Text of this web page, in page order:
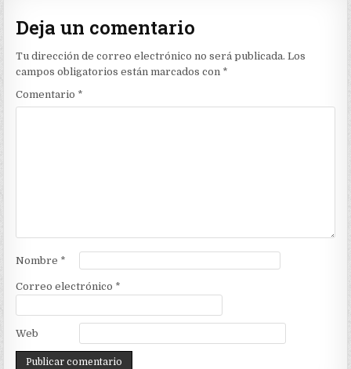
Deja un comentario
Tu dirección de correo electrónico no será publicada. Los
campos obligatorios están marcados con *
Comentario *
Nombre *
Correo electrónico *
Web